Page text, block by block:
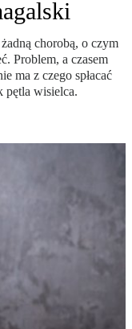
chorobą, o czym
Problem, a czasem
ma z czego spłacać
pętla wisielca.